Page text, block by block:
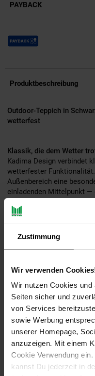
Zustimmung
Wir verwenden
Wir nutzen Cookies und
Seiten sicher und
von Services
sowie Werbung
unserer Homepage,
anzuzeigen. Mit einem
Cookie Verwendung
kannst Du jederzeit in
PAYBACK
Payback Punkte
Produktbeschreibung
Outdoor-Teppich in
wetterfest
Klassik, die dem Wetter
Kadima Design verbindet
wetterfester
Außenbereich eine
einladenden Mittelpunkt —
Eleganz und Robustheit
Vintage-Ästhetik mit
Ausstrahlung klassischer
und die leicht
von Beständigkeit und Stil.
Material, das jeder Saison
Gefertigt aus 100 %
mit Polypropylen-
verblassen auch nach
Regen trocknet der